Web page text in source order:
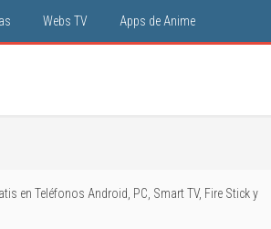
Webs TV Apps de Anime
en Teléfonos Android, PC, Smart TV, Fire Stick y